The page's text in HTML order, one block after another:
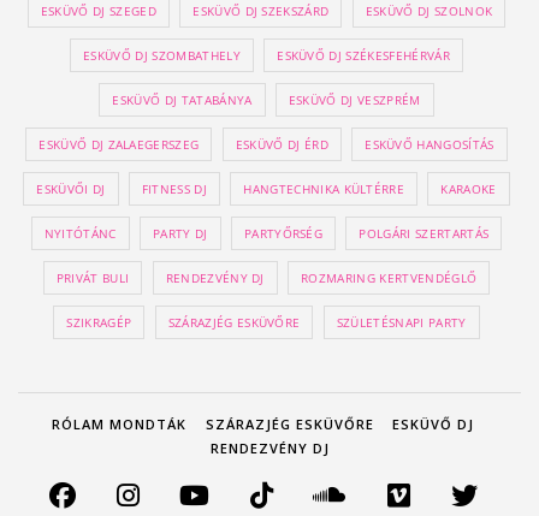
ESKÜVŐ DJ SZEGED ESKÜVŐ DJ SZEKSZÁRD ESKÜVŐ DJ SZOLNOK
ESKÜVŐ DJ SZOMBATHELY ESKÜVŐ DJ SZÉKESFEHÉRVÁR
ESKÜVŐ DJ TATABÁNYA ESKÜVŐ DJ VESZPRÉM
ESKÜVŐ DJ ZALAEGERSZEG ESKÜVŐ DJ ÉRD ESKÜVŐ HANGOSÍTÁS
ESKÜVŐI DJ FITNESS DJ HANGTECHNIKA KÜLTÉRRE KARAOKE
NYITÓTÁNC PARTY DJ PARTYŐRSÉG POLGÁRI SZERTARTÁS
PRIVÁT BULI RENDEZVÉNY DJ ROZMARING KERTVENDÉGLŐ
SZIKRAGÉP SZÁRAZJÉG ESKÜVŐRE SZÜLETÉSNAPI PARTY
RÓLAM MONDTÁK SZÁRAZJÉG ESKÜVŐRE
ESKÜVŐ DJ
RENDEZVÉNY DJ